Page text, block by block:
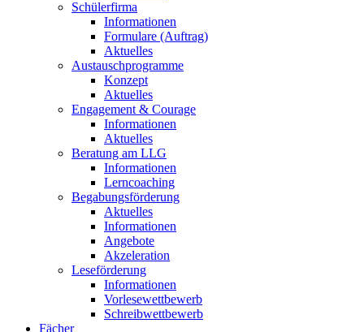
Schülerfirma
Informationen
Formulare (Auftrag)
Aktuelles
Austauschprogramme
Konzept
Aktuelles
Engagement & Courage
Informationen
Aktuelles
Beratung am LLG
Informationen
Lerncoaching
Begabungsförderung
Aktuelles
Informationen
Angebote
Akzeleration
Leseförderung
Informationen
Vorlesewettbewerb
Schreibwettbewerb
Fächer